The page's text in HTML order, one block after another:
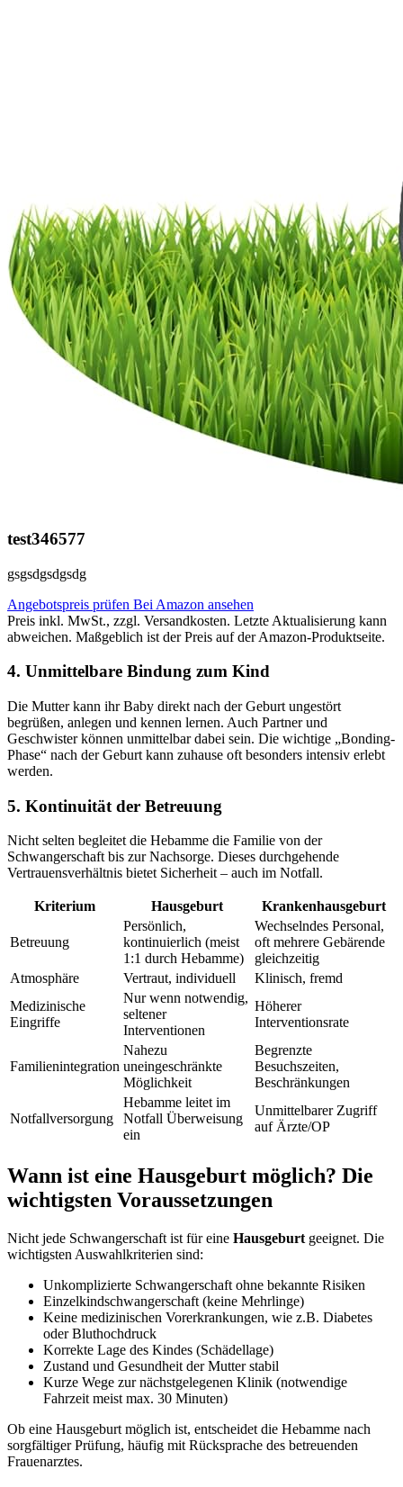
test346577
gsgsdgsdgsdg
Angebotspreis prüfen Bei Amazon ansehen
Preis inkl. MwSt., zzgl. Versandkosten. Letzte Aktualisierung kann
abweichen. Maßgeblich ist der Preis auf der Amazon-Produktseite.
4. Unmittelbare Bindung zum Kind
Die Mutter kann ihr Baby direkt nach der Geburt ungestört
begrüßen, anlegen und kennen lernen. Auch Partner und
Geschwister können unmittelbar dabei sein. Die wichtige „Bonding-
Phase“ nach der Geburt kann zuhause oft besonders intensiv erlebt
werden.
5. Kontinuität der Betreuung
Nicht selten begleitet die Hebamme die Familie von der
Schwangerschaft bis zur Nachsorge. Dieses durchgehende
Vertrauensverhältnis bietet Sicherheit – auch im Notfall.
Kriterium Hausgeburt Krankenhausgeburt
Betreuung
Persönlich,
kontinuierlich (meist
1:1 durch Hebamme)
Wechselndes Personal,
oft mehrere Gebärende
gleichzeitig
Atmosphäre
Vertraut, individuell
Klinisch, fremd
Medizinische
Eingriffe
Nur wenn notwendig,
seltener
Interventionen
Höherer
Interventionsrate
Familienintegration
Nahezu
uneingeschränkte
Möglichkeit
Begrenzte
Besuchszeiten,
Beschränkungen
Notfallversorgung
Hebamme leitet im
Notfall Überweisung
ein
Unmittelbarer Zugriff
auf Ärzte/OP
Wann ist eine Hausgeburt möglich? Die
wichtigsten Voraussetzungen
Nicht jede Schwangerschaft ist für eine Hausgeburt geeignet. Die
wichtigsten Auswahlkriterien sind:
Unkomplizierte Schwangerschaft ohne bekannte Risiken
Einzelkindschwangerschaft (keine Mehrlinge)
Keine medizinischen Vorerkrankungen, wie z.B. Diabetes
oder Bluthochdruck
Korrekte Lage des Kindes (Schädellage)
Zustand und Gesundheit der Mutter stabil
Kurze Wege zur nächstgelegenen Klinik (notwendige
Fahrzeit meist max. 30 Minuten)
Ob eine Hausgeburt möglich ist, entscheidet die Hebamme nach
sorgfältiger Prüfung, häufig mit Rücksprache des betreuenden
Frauenarztes.